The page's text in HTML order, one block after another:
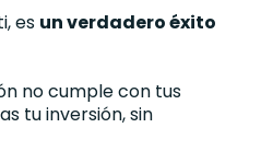
es un verdadero éxito
no cumple con tus
tu inversión, sin